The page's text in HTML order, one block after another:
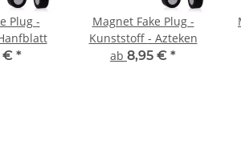
Plug -
- Hanfblatt
€ *
Magnet Fake Plug -
Kunststoff - Azteken
ab 8,95 € *